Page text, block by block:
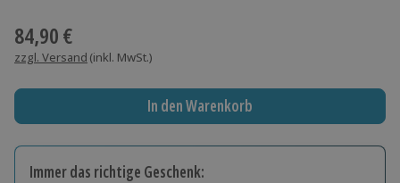
84,90 €
zzgl. Versand (inkl. MwSt.)
In den Warenkorb
Immer das richtige Geschenk: